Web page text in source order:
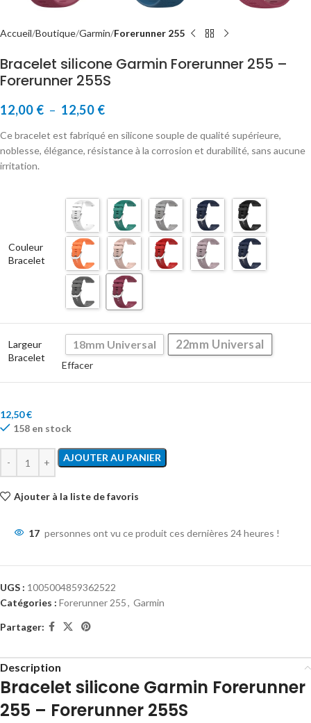
Accueil Boutique Garmin Forerunner 255
Bracelet silicone Garmin Forerunner 255 –
Forerunner 255S
12,00 € – 12,50 €
Ce bracelet est fabriqué en silicone souple de qualité supérieure,
noblesse, élégance, résistance à la corrosion et durabilité, sans aucune
irritation.
Couleur
Bracelet
Largeur
Bracelet
18mm Universal 22mm Universal
Effacer
12,50€
158 en stock
AJOUTER AU PANIER
Ajouter à la liste de favoris
17 personnes ont vu ce produit ces dernières 24 heures !
UGS : 1005004859362522
Catégories : Forerunner 255, Garmin
Partager:
Description
Bracelet silicone Garmin Forerunner
255 – Forerunner 255S